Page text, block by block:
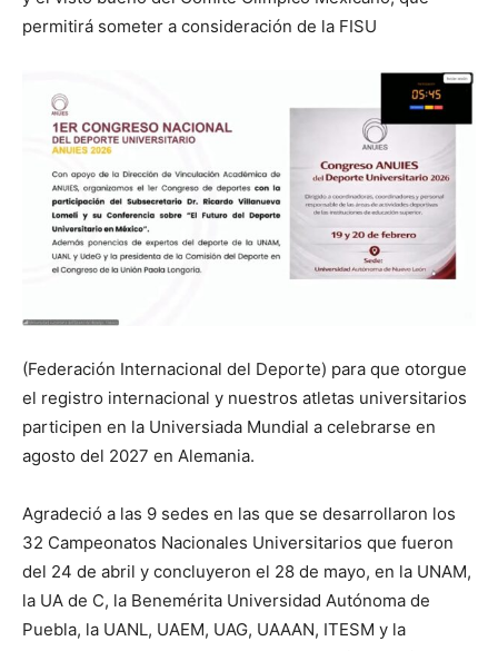
permitirá someter a consideración de la FISU
(Federación Internacional del Deporte) para que otorgue
el registro internacional y nuestros atletas universitarios
participen en la Universiada Mundial a celebrarse en
agosto del 2027 en Alemania.
Agradeció a las 9 sedes en las que se desarrollaron los
32 Campeonatos Nacionales Universitarios que fueron
del 24 de abril y concluyeron el 28 de mayo, en la UNAM,
la UA de C, la Benemérita Universidad Autónoma de
Puebla, la UANL, UAEM, UAG, UAAAN, ITESM y la